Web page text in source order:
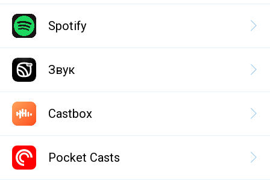
Spotify
Звук
Castbox
Pocket Casts